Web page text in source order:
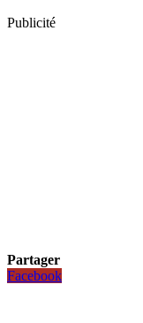
Publicité
Partager
Facebook